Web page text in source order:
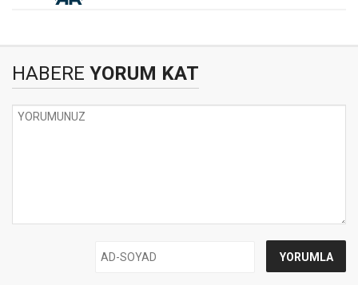
HABERE YORUM KAT